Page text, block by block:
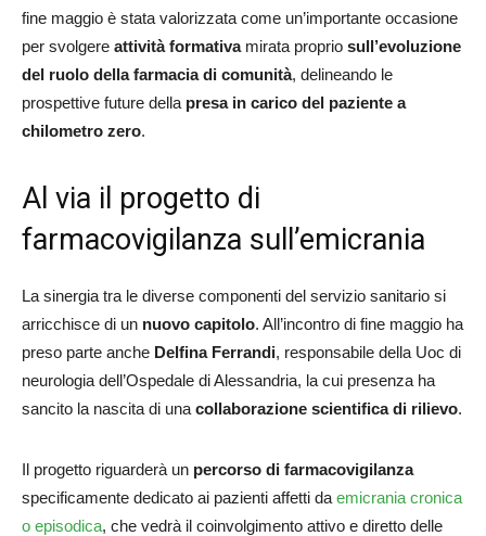
fine maggio è stata valorizzata come un’importante occasione
per svolgere attività formativamirata proprio sull’evoluzione
del ruolo della farmacia di comunità, delineando le
prospettive future della presa in carico del paziente a
chilometro zero.
Al via il progetto di
farmacovigilanza sull’emicrania
La sinergia tra le diverse componenti del servizio sanitario si
arricchisce di un nuovo capitolo. All’incontro di fine maggio ha
preso parte anche Delfina Ferrandi, responsabile della Uoc di
neurologia dell’Ospedale di Alessandria, la cui presenza ha
sancito la nascita di una collaborazione scientifica di rilievo.
Il progetto riguarderà un percorso di farmacovigilanza
specificamente dedicato ai pazienti affetti da emicrania cronica
o episodica, che vedrà il coinvolgimento attivo e diretto delle